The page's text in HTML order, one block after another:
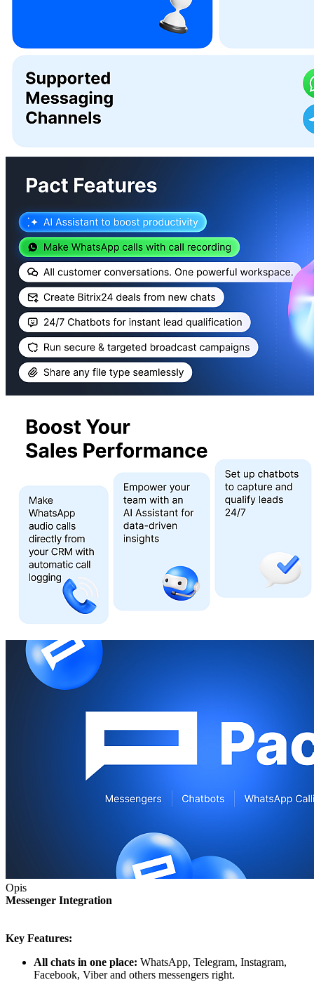
Opis
Messenger Integration
Key Features:
All chats in one place: WhatsApp, Telegram, Instagram,
Facebook, Viber and others messengers right.